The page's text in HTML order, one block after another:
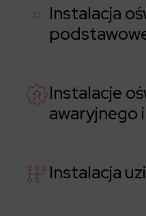
Instalacja
Instalacje
awaryjnego
Instalacja